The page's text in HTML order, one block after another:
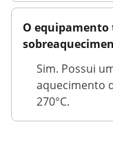
O
Sim. Possui
aquecimento
270°C.